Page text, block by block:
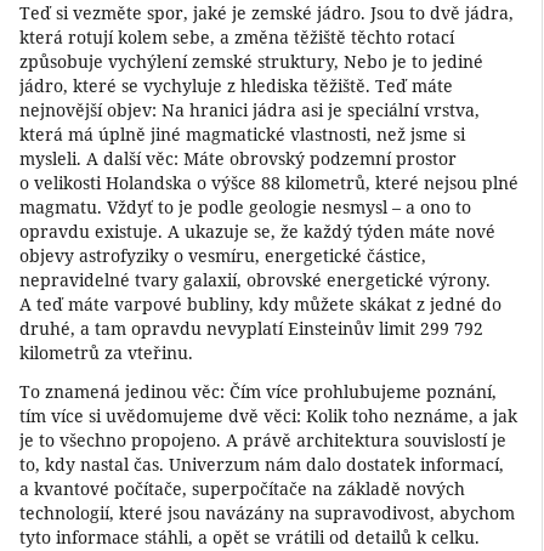
Teď si vezměte spor, jaké je zemské jádro. Jsou to dvě jádra,
která rotují kolem sebe, a změna těžiště těchto rotací
způsobuje vychýlení zemské struktury, Nebo je to jediné
jádro, které se vychyluje z hlediska těžiště. Teď máte
nejnovější objev: Na hranici jádra asi je speciální vrstva,
která má úplně jiné magmatické vlastnosti, než jsme si
mysleli. A další věc: Máte obrovský podzemní prostor
o velikosti Holandska o výšce 88 kilometrů, které nejsou plné
magmatu. Vždyť to je podle geologie nesmysl – a ono to
opravdu existuje. A ukazuje se, že každý týden máte nové
objevy astrofyziky o vesmíru, energetické částice,
nepravidelné tvary galaxií, obrovské energetické výrony.
A teď máte varpové bubliny, kdy můžete skákat z jedné do
druhé, a tam opravdu nevyplatí Einsteinův limit 299 792
kilometrů za vteřinu.
To znamená jedinou věc: Čím více prohlubujeme poznání,
tím více si uvědomujeme dvě věci: Kolik toho neznáme, a jak
je to všechno propojeno. A právě architektura souvislostí je
to, kdy nastal čas. Univerzum nám dalo dostatek informací,
a kvantové počítače, superpočítače na základě nových
technologií, které jsou navázány na supravodivost, abychom
tyto informace stáhli, a opět se vrátili od detailů k celku.